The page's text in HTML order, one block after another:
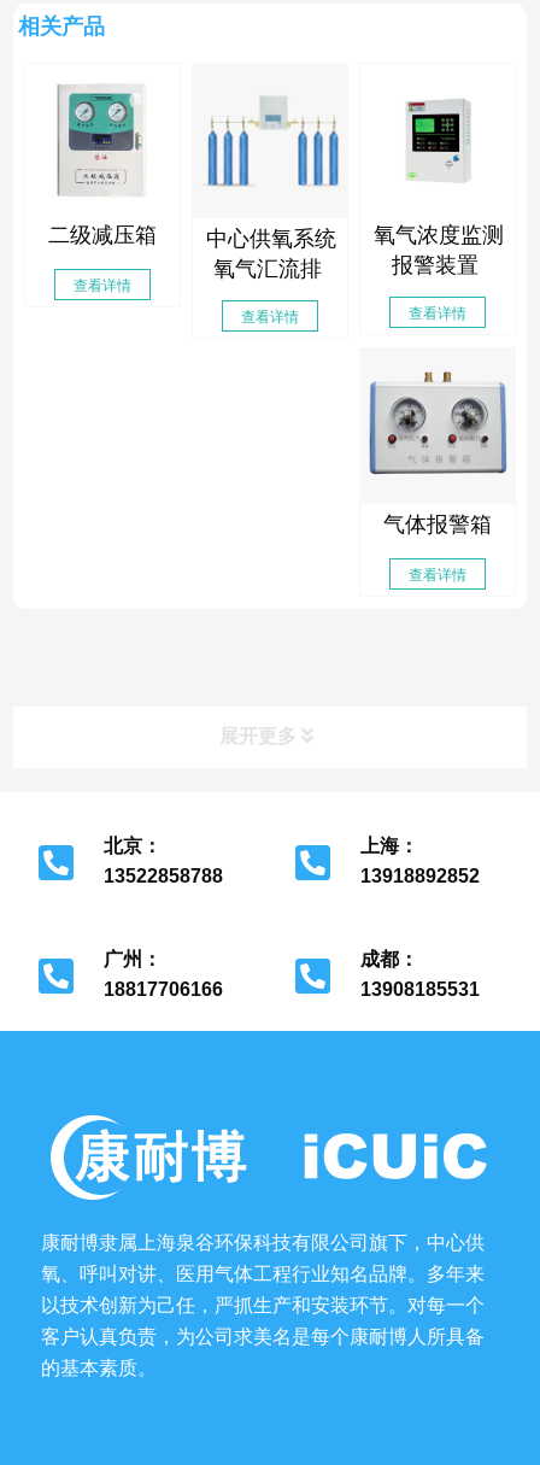
相关产品
二级减压箱
查看详情
中心供氧系统
氧气汇流排
查看详情
氧气浓度监测
报警装置
查看详情
气体报警箱
查看详情
展开更多
北京：
13522858788
上海：
13918892852
广州：
18817706166
成都：
13908185531
康耐博隶属上海泉谷环保科技有限公司旗下，中心供
氧、呼叫对讲、医用气体工程行业知名品牌。多年来
以技术创新为己任，严抓生产和安装环节。对每一个
客户认真负责，为公司求美名是每个康耐博人所具备
的基本素质。